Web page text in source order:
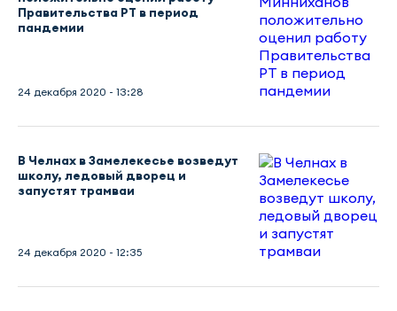
Правительства РТ в период
пандемии
24 декабря 2020 - 13:28
В Челнах в Замелекесье возведут
школу, ледовый дворец и
запустят трамваи
24 декабря 2020 - 12:35